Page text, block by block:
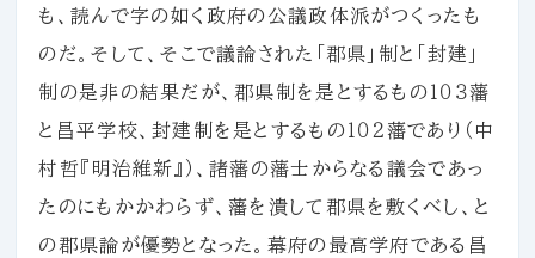
も、読んで字の如く政府の公議政体派がつくったも
のだ。そして、そこで議論された「郡県」制と「封建」
制の是非の結果だが、郡県制を是とするもの１０３藩
と昌平学校、封建制を是とするもの１０２藩であり（中
村哲『明治維新』）、諸藩の藩士からなる議会であっ
たのにもかかわらず、藩を潰して郡県を敷くべし、と
の郡県論が優勢となった。幕府の最高学府である昌